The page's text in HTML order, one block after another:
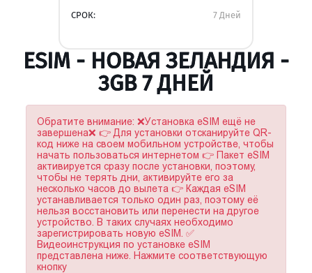
СРОК: 7 Дней
ESIM - НОВАЯ ЗЕЛАНДИЯ -
3GB 7 ДНЕЙ
Обратите внимание: ❌Установка eSIM ещё не
завершена❌ 👉 Для установки отсканируйте QR-
код ниже на своем мобильном устройстве, чтобы
начать пользоваться интернетом 👉 Пакет eSIM
активируется сразу после установки, поэтому,
чтобы не терять дни, активируйте его за
несколько часов до вылета 👉 Каждая eSIM
устанавливается только один раз, поэтому её
нельзя восстановить или перенести на другое
устройство. В таких случаях необходимо
зарегистрировать новую eSIM. ✅
Видеоинструкция по установке eSIM
представлена ниже. Нажмите соответствующую
кнопку